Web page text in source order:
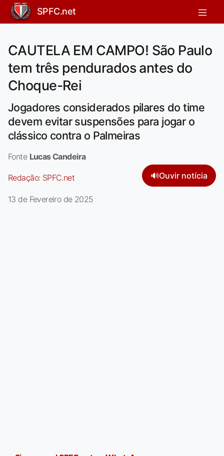
SPFC.net
CAUTELA EM CAMPO! São Paulo
tem três pendurados antes do
Choque-Rei
Jogadores considerados pilares do time
devem evitar suspensões para jogar o
clássico contra o Palmeiras
Fonte Lucas Candeira
Redação: SPFC.net 🔊Ouvir notícia
13 de Fevereiro de 2025